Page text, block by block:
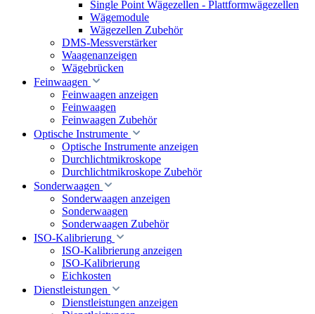
Single Point Wägezellen - Plattformwägezellen
Wägemodule
Wägezellen Zubehör
DMS-Messverstärker
Waagenanzeigen
Wägebrücken
Feinwaagen
Feinwaagen anzeigen
Feinwaagen
Feinwaagen Zubehör
Optische Instrumente
Optische Instrumente anzeigen
Durchlichtmikroskope
Durchlichtmikroskope Zubehör
Sonderwaagen
Sonderwaagen anzeigen
Sonderwaagen
Sonderwaagen Zubehör
ISO-Kalibrierung
ISO-Kalibrierung anzeigen
ISO-Kalibrierung
Eichkosten
Dienstleistungen
Dienstleistungen anzeigen